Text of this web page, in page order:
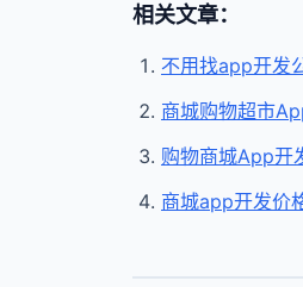
相关文章：
不用找app开发
商城购物超市
购物商城App开
商城app开发价